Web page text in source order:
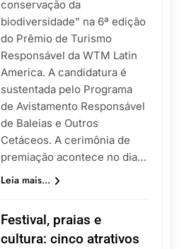
conservação da
biodiversidade” na 6ª edição
do Prêmio de Turismo
Responsável da WTM Latin
America. A candidatura é
sustentada pelo Programa
de Avistamento Responsável
de Baleias e Outros
Cetáceos. A cerimônia de
premiação acontece no dia…
Leia mais...
Festival, praias e
cultura: cinco atrativos